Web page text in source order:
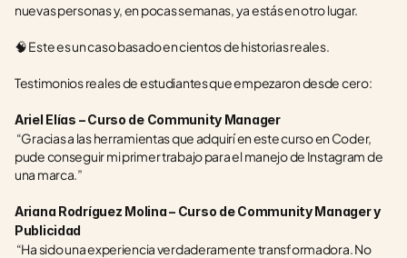
nuevas personas y, en pocas semanas, ya estás en otro lugar.
🧠 Este es un caso basado en cientos de historias reales.
Testimonios reales de estudiantes que empezaron desde cero:
Ariel Elías – Curso de Community Manager
pude conseguir mi primer trabajo para el manejo de Instagram de
una marca.”
Ariana Rodríguez Molina – Curso de Community Manager y
Publicidad